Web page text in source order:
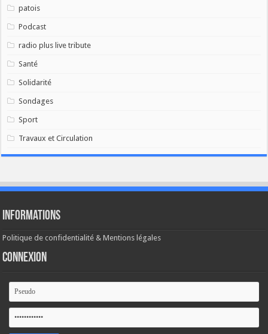
patois
Podcast
radio plus live tribute
Santé
Solidarité
Sondages
Sport
Travaux et Circulation
Informations
Politique de confidentialité & Mentions légales
Connexion